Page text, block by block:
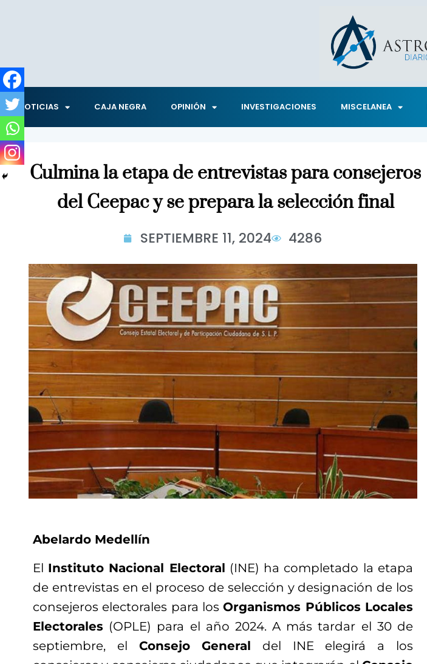
NOTICIAS CAJA NEGRA OPINIÓN INVESTIGACIONES MISCELANEA
Culmina la etapa de entrevistas para consejeros
del Ceepac y se prepara la selección final
SEPTIEMBRE 11, 2024 4286
Abelardo Medellín
El Instituto Nacional Electoral (INE) ha completado la etapa
de entrevistas en el proceso de selección y designación de los
consejeros electorales para losOrganismos Públicos Locales
Electorales (OPLE) para el año 2024. A más tardar el 30 de
septiembre, el Consejo General del INE elegirá a los